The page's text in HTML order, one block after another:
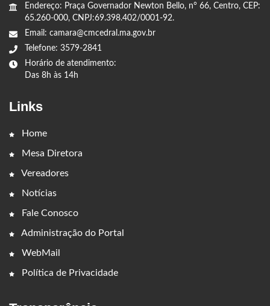
Endereço: Praça Governador Newton Bello, n° 66, Centro, CEP:
65.260-000, CNPJ:69.398.402/0001-92.
Email: camara@cmcedral.ma.gov.br
Telefone: 3579-2841
Horário de atendimento:
Das 8h às 14h
Links
Home
Mesa Diretora
Vereadores
Notícias
Fale Conosco
Administração do Portal
WebMail
Política de Privacidade